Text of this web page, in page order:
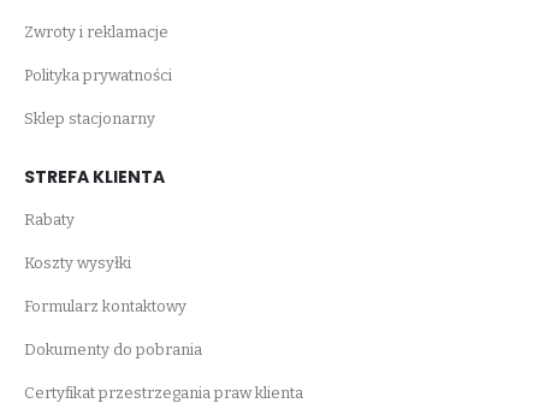
Zwroty i reklamacje
Polityka prywatności
Sklep stacjonarny
STREFA KLIENTA
Rabaty
Koszty wysyłki
Formularz kontaktowy
Dokumenty do pobrania
Certyfikat przestrzegania praw klienta